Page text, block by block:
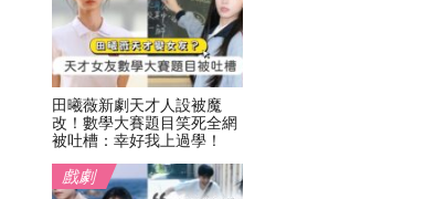
田曦薇新劇天才人設被魔
改！數學大賽題目笑死全網
被吐槽：幸好我上過學！
戲劇